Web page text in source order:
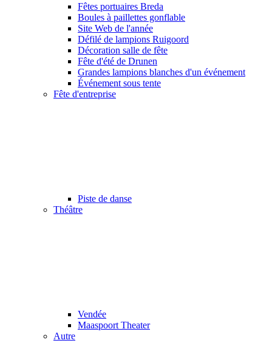
Fêtes portuaires Breda
Boules à paillettes gonflable
Site Web de l'année
Défilé de lampions Ruigoord
Décoration salle de fête
Fête d'été de Drunen
Grandes lampions blanches d'un événement
Événement sous tente
Fête d'entreprise
Piste de danse
Théâtre
Vendée
Maaspoort Theater
Autre